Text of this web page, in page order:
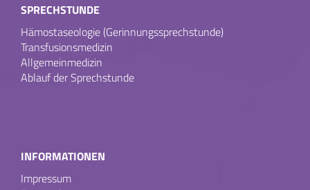
SPRECHSTUNDE
Hämostaseologie (Gerinnungssprechstunde)
Transfusionsmedizin
Allgemeinmedizin
Ablauf der Sprechstunde
INFORMATIONEN
Impressum